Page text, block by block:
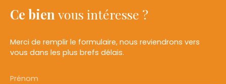
Ce bien vous intéresse ?
Merci de remplir le formulaire, nous reviendrons vers
vous dans les plus brefs délais.
Prénom